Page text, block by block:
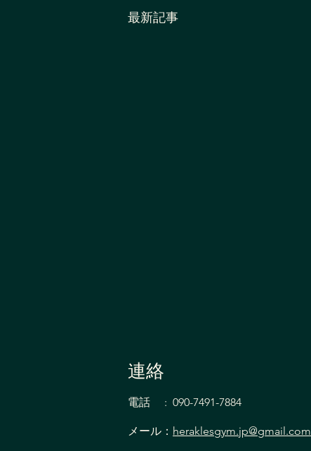
最新記事
週1回の姿勢改善で、意識しな
くても良い姿勢が身につく身
連絡
電話 : 090-7491-7884
メール： heraklesgym.jp@gmail.com